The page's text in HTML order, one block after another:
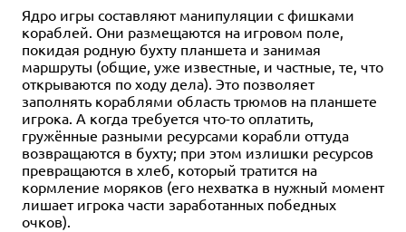
Ядро игры составляют манипуляции с фишками
кораблей. Они размещаются на игровом поле,
покидая родную бухту планшета и занимая
маршруты (общие, уже известные, и частные, те, что
открываются по ходу дела). Это позволяет
заполнять кораблями область трюмов на планшете
игрока. А когда требуется что-то оплатить,
гружённые разными ресурсами корабли оттуда
возвращаются в бухту; при этом излишки ресурсов
превращаются в хлеб, который тратится на
кормление моряков (его нехватка в нужный момент
лишает игрока части заработанных победных
очков).